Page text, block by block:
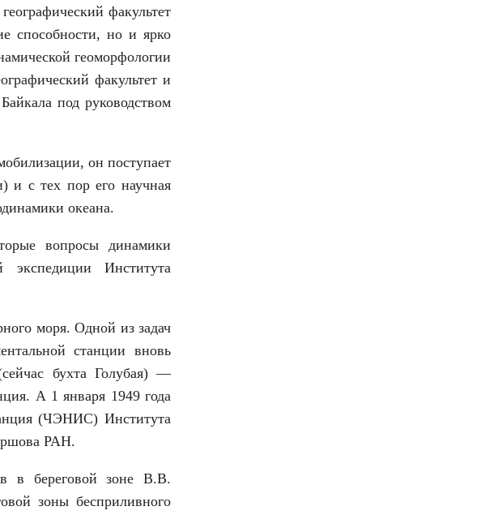
факультет
способности, но и ярко
геоморфологии
факультет и
под руководством
он поступает
и с тех пор его научная
океана.
вопросы динамики
экспедиции Института
моря. Одной из задач
станции вновь
бухта Голубая) —
А 1 января 1949 года
(ЧЭНИС) Института
РАН.
в береговой зоне В.В.
зоны бесприливного